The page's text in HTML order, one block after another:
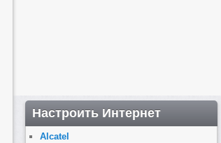
Настроить Интернет
Alcatel